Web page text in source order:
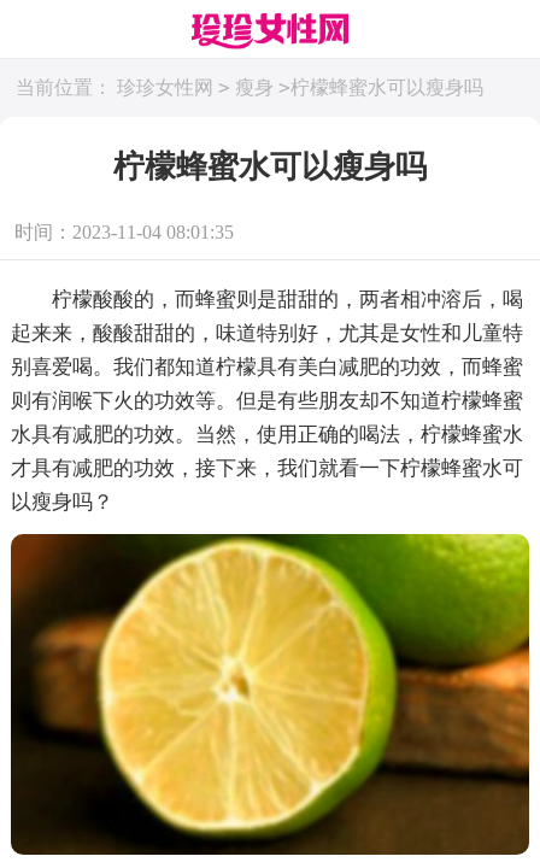
当前位置： 珍珍女性网 > 瘦身 >柠檬蜂蜜水可以瘦身吗
柠檬蜂蜜水可以瘦身吗
时间：2023-11-04 08:01:35
柠檬酸酸的，而蜂蜜则是甜甜的，两者相冲溶后，喝
起来来，酸酸甜甜的，味道特别好，尤其是女性和儿童特
别喜爱喝。我们都知道柠檬具有美白减肥的功效，而蜂蜜
则有润喉下火的功效等。但是有些朋友却不知道柠檬蜂蜜
水具有减肥的功效。当然，使用正确的喝法，柠檬蜂蜜水
才具有减肥的功效，接下来，我们就看一下柠檬蜂蜜水可
以瘦身吗？